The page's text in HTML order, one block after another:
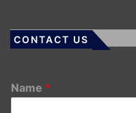
CONTACT US
Name *